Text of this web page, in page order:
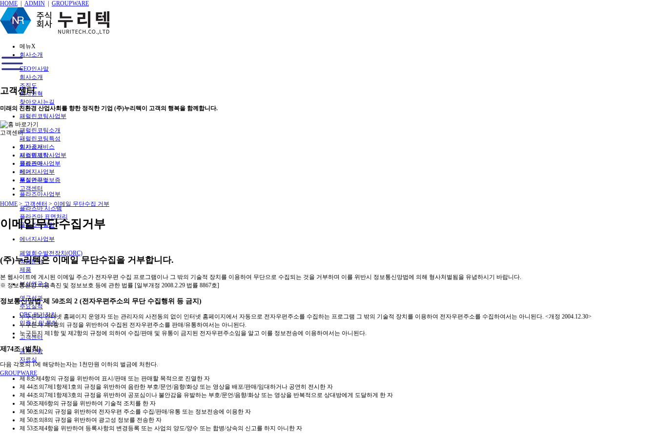
HOME ADMIN GROUPWARE
메뉴X
회사소개
CEO인사말
회사소개
조직도
회사연혁
찾아오시는길
패럴린코팅사업부
패럴린코팅소개
패럴린코팅특성
임가공서비스
시스템제작
원료판매
제거
품질관리및보증
플라즈마사업부
플라즈마 시스템
플라즈마 표면처리
플라즈마질화
에너지사업부
폐열회수발전장치(ORC)
적용분야
제품
부설연구소
연구성과
주요실적
ORC 평가장치
인증서 및 특허
고객센터
공지사항
자료실
GROUPWARE
고객센터
미래의 친환경 산업사회를 향한 정직한 기업 (주)누리텍이 고객의 행복을 함께합니다.
고객센터
회사소개
패럴린코팅사업부
플라즈마사업부
에너지사업부
부설연구소
고객센터
HOME > 고객센터 > 이메일 무단수집 거부
이메일무단수집거부
(주)누리텍은 이메일 무단수집을 거부합니다.
본 웹사이트에 게시된 이메일 주소가 전자우편 수집 프로그램이나 그 밖의 기술적 장치를 이용하여 무단으로 수집되는 것을 거부하며 이를 위반시 정보통신망법에 의해 형사처벌됨을 유념하시기 바랍니다.
※ 정보통신망 이용촉진 및 정보보호 등에 관한 법률 [일부개정 2008.2.29 법률 8867호]
정보통신망법 제 50조의 2 (전자우편주소의 무단 수집행위 등 금지)
누구든지 인터넷 홈페이지 운영자 또는 관리자의 사전동의 없이 인터넷 홈페이지에서 자동으로 전자우편주소를 수집하는 프로그램 그 밖의 기술적 장치를 이용하여 전자우편주소를 수집하여서는 아니된다. <개정 2004.12.30>
누구든지 제1항의 규정을 위반하여 수집된 전자우편주소를 판매/유통하여서는 아니된다.
누구든지 제1항 및 제2항의 규정에 의하여 수집/판매 및 유통이 금지된 전자우편주소임을 알고 이를 정보전송에 이용하여서는 아니된다.
제74조 (벌칙)
다음 각호의 1에 해당하는자는 1천만원 이하의 벌금에 처한다.
제 8조제4항의 규정을 위반하여 표시/판매 또는 판매할 목적으로 진열한 자
제 44조의7제1항제1호의 규정을 위반하여 음란한 부호/문언/음향/화상 또는 영상을 배포/판매/임대하거나 공연히 전시한 자
제 44조의7제1항제3호의 규정을 위반하여 공포심이나 불안감을 유발하는 부호/문언/음향/화상 또는 영상을 반복적으로 상대방에게 도달하게 한 자
제 50조제6항의 규정을 위반하여 기술적 조치를 한 자
제 50조의2의 규정을 위반하여 전자우편 주소를 수집/판매/유통 또는 정보전송에 이용한 자
제 50조의8의 규정을 위반하여 광고성 정보를 전송한 자
제 53조제4항을 위반하여 등록사항의 변경등록 또는 사업의 양도/양수 또는 합병/상속의 신고를 하지 아니한 자